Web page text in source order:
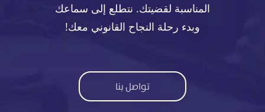
المناسبة لقضيتك. نتطلع إلى سماعك
وبدء رحلة النجاح القانوني معك!
تواصل بنا